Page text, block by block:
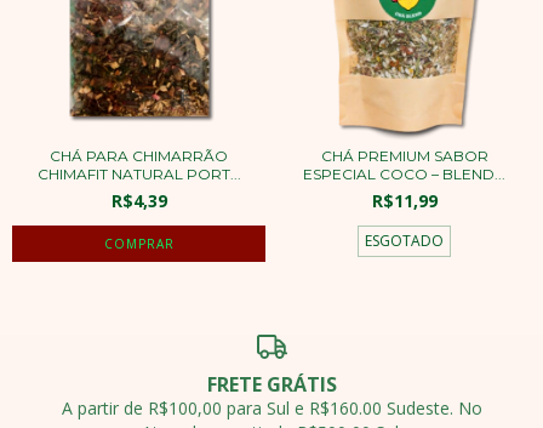
CHÁ PARA CHIMARRÃO
CHIMAFIT NATURAL PORT...
R$4,39
CHÁ PREMIUM SABOR
ESPECIAL COCO – BLEND...
R$11,99
ESGOTADO
FRETE GRÁTIS
A partir de R$100,00 para Sul e R$160.00 Sudeste. No